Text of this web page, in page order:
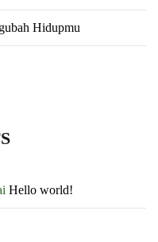
Hidupmu
Hello world!